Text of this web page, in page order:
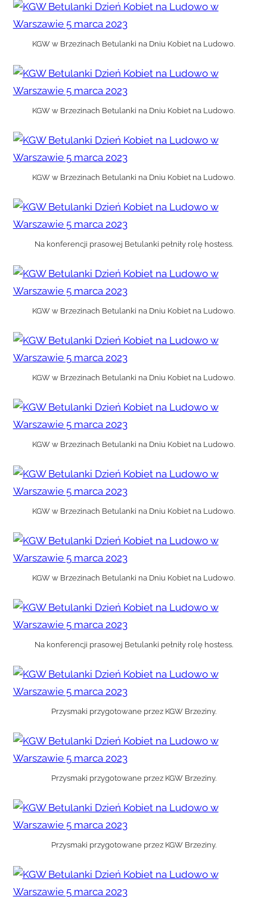
KGW w Brzezinach Betulanki na Dniu Kobiet na Ludowo.
KGW w Brzezinach Betulanki na Dniu Kobiet na Ludowo.
KGW w Brzezinach Betulanki na Dniu Kobiet na Ludowo.
Na konferencji prasowej Betulanki pełniły rolę hostess.
KGW w Brzezinach Betulanki na Dniu Kobiet na Ludowo.
KGW w Brzezinach Betulanki na Dniu Kobiet na Ludowo.
KGW w Brzezinach Betulanki na Dniu Kobiet na Ludowo.
KGW w Brzezinach Betulanki na Dniu Kobiet na Ludowo.
KGW w Brzezinach Betulanki na Dniu Kobiet na Ludowo.
Na konferencji prasowej Betulanki pełniły rolę hostess.
Przysmaki przygotowane przez KGW Brzeziny.
Przysmaki przygotowane przez KGW Brzeziny.
Przysmaki przygotowane przez KGW Brzeziny.